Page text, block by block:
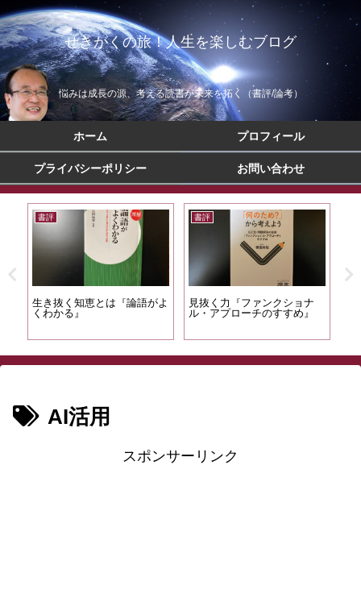
せきがくの旅！人生を楽しむブログ
悩みは成長の源、考える読書が未来を拓く（書評/論考）
ホーム プロフィール
プライバシーポリシー お問い合わせ
書評
生き抜く知恵とは『論語がよ
くわかる』
書評
見抜く力『ファンクショナ
ル・アプローチのすすめ』
AI活用
スポンサーリンク